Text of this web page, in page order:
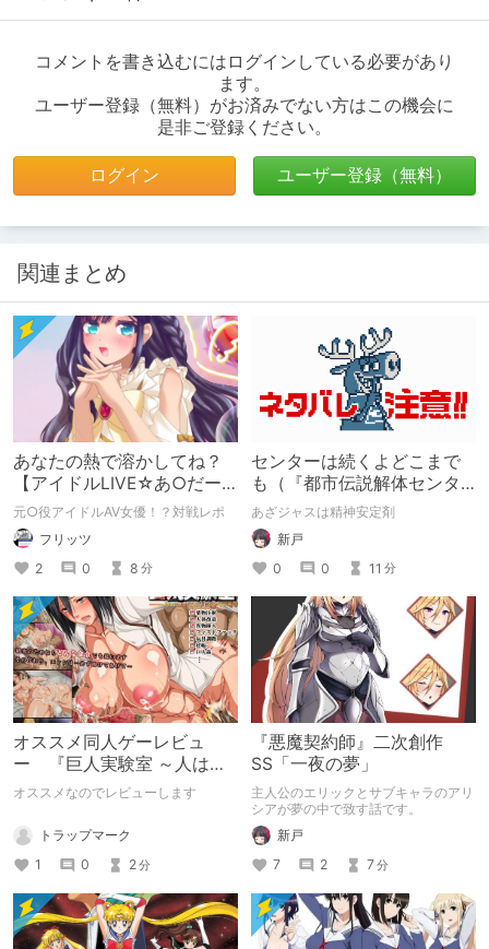
コメントを書き込むにはログインしている必要があり
ます。
ユーザー登録（無料）がお済みでない方はこの機会に
是非ご登録ください。
ログイン ユーザー登録（無料）
関連まとめ
あなたの熱で溶かしてね？
【アイドルLIVE☆あ○だー
い○ご】
元○役アイドルAV女優！？対戦レポ
フリッツ
2
0 8 分
センターは続くよどこまで
も（『都市伝説解体センタ
ー』二次創作）
あざジャスは精神安定剤
新戸
0
0 11 分
オススメ同人ゲーレビュ
ー 『巨人実験室 ～人は巨
人の子を孕むか!?～』
オススメなのでレビューします
トラップマーク
1
0 2分
『悪魔契約師』二次創作
SS「一夜の夢」
主人公のエリックとサブキャラのアリ
シアが夢の中で致す話です。
新戸
7
2 7分